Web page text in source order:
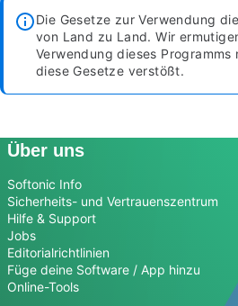
Die Gesetze zur Verwendung
von Land zu Land. Wir
Verwendung dieses
diese Gesetze verstößt.
Über uns
Softonic Info
Sicherheits- und Vertrauenszentrum
Hilfe & Support
Jobs
Editorialrichtlinien
Füge deine Software / App hinzu
Online-Tools